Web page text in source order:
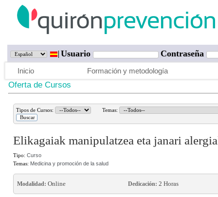
Usuario Contraseña
Inicio Formación y metodología
Oferta de Cursos
Tipos de Cursos: Temas:
Elikagaiak manipulatzea eta janari
Tipo: Curso
Temas: Medicina y promoción de la salud
Modalidad: Online Dedicación: 2 Horas